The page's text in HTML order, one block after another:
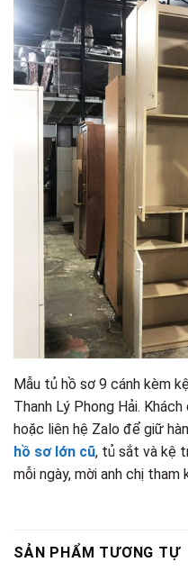
Mẫu tủ hồ sơ 9 cánh kèm
Thanh Lý Phong Hải.
hoặc liên hệ Zalo để giữ
hồ sơ lớn cũ, tủ sắt và kệ
mỗi ngày, mời anh chị tham
SẢN PHẨM TƯƠNG TỰ